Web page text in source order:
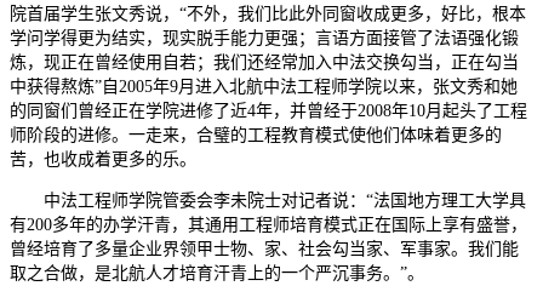
院首届学生张文秀说，“不外，我们比此外同窗收成更多，好比，根本
学问学得更为结实，现实脱手能力更强；言语方面接管了法语强化锻
炼，现正在曾经使用自若；我们还经常加入中法交换勾当，正在勾当
中获得熬炼”自2005年9月进入北航中法工程师学院以来，张文秀和她
的同窗们曾经正在学院进修了近4年，并曾经于2008年10月起头了工程
师阶段的进修。一走来，合璧的工程教育模式使他们体味着更多的
苦，也收成着更多的乐。
中法工程师学院管委会李未院士对记者说：“法国地方理工大学具
有200多年的办学汗青，其通用工程师培育模式正在国际上享有盛誉，
曾经培育了多量企业界领甲士物、家、社会勾当家、军事家。我们能
取之合做，是北航人才培育汗青上的一个严沉事务。”。